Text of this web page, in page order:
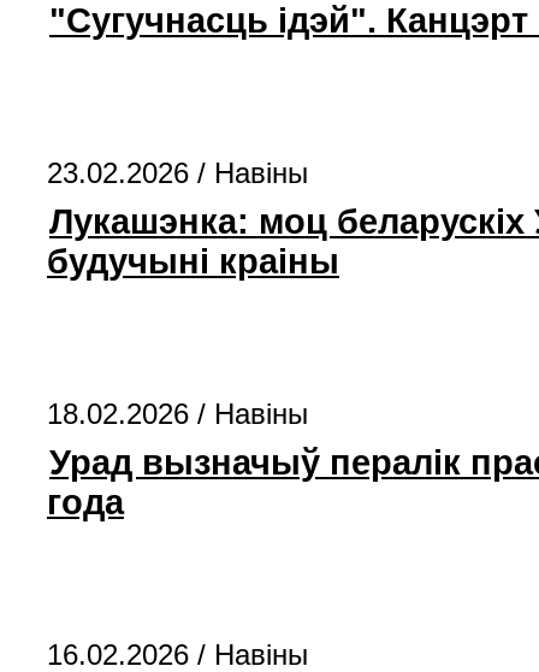
"Сугучнасць ідэй".
23.02.2026 / Навіны
Лукашэнка: моц беларускіх
будучыні краіны
18.02.2026 / Навіны
Урад вызначыў пералік
года
16.02.2026 / Навіны